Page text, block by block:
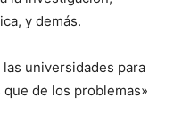
y demás.
universidades para
de los problemas»